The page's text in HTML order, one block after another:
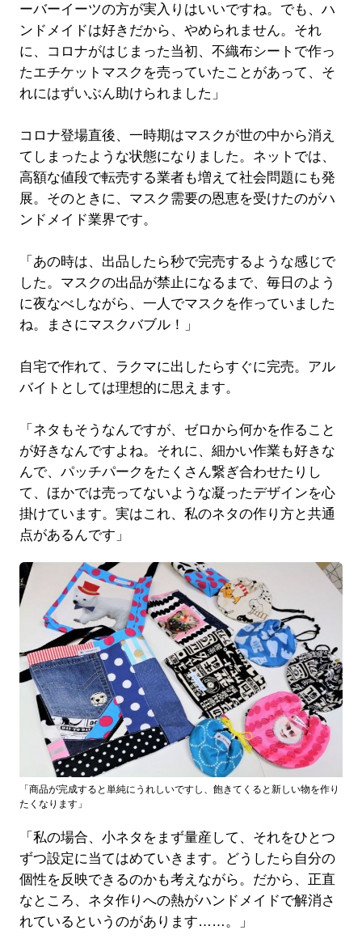
ーバーイーツの方が実入りはいいですね。でも、ハ
ンドメイドは好きだから、やめられません。それ
に、コロナがはじまった当初、不織布シートで作っ
たエチケットマスクを売っていたことがあって、そ
れにはずいぶん助けられました」
コロナ登場直後、一時期はマスクが世の中から消え
てしまったような状態になりました。ネットでは、
高額な値段で転売する業者も増えて社会問題にも発
展。そのときに、マスク需要の恩恵を受けたのがハ
ンドメイド業界です。
「あの時は、出品したら秒で完売するような感じで
した。マスクの出品が禁止になるまで、毎日のよう
に夜なべしながら、一人でマスクを作っていました
ね。まさにマスクバブル！」
自宅で作れて、ラクマに出したらすぐに完売。アル
バイトとしては理想的に思えます。
「ネタもそうなんですが、ゼロから何かを作ること
が好きなんですよね。それに、細かい作業も好きな
んで、パッチパークをたくさん繋ぎ合わせたりし
て、ほかでは売ってないような凝ったデザインを心
掛けています。実はこれ、私のネタの作り方と共通
点があるんです」
「商品が完成すると単純にうれしいですし、飽きてくると新しい物を作り
たくなります」
「私の場合、小ネタをまず量産して、それをひとつ
ずつ設定に当てはめていきます。どうしたら自分の
個性を反映できるのかも考えながら。だから、正直
なところ、ネタ作りへの熱がハンドメイドで解消さ
れているというのがあります……。」